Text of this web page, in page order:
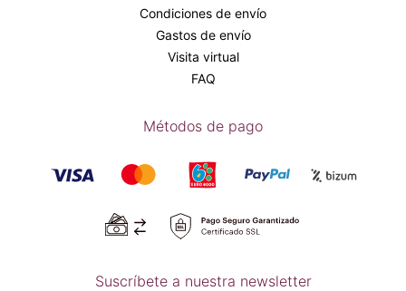
Condiciones de envío
Gastos de envío
Visita virtual
FAQ
Métodos de pago
Suscríbete a nuestra newsletter